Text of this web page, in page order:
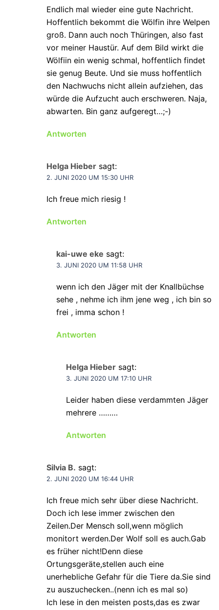
Endlich mal wieder eine gute Nachricht.
Hoffentlich bekommt die Wölfin ihre Welpen
groß. Dann auch noch Thüringen, also fast
vor meiner Haustür. Auf dem Bild wirkt die
Wölfiin ein wenig schmal, hoffentlich findet
sie genug Beute. Und sie muss hoffentlich
den Nachwuchs nicht allein aufziehen, das
würde die Aufzucht auch erschweren. Naja,
abwarten. Bin ganz aufgeregt…;-)
Antworten
Helga Hieber sagt:
2. JUNI 2020 UM 15:30 UHR
Ich freue mich riesig !
Antworten
kai-uwe eke sagt:
3. JUNI 2020 UM 11:58 UHR
wenn ich den Jäger mit der Knallbüchse
sehe , nehme ich ihm jene weg , ich bin so
frei , imma schon !
Antworten
Helga Hieber sagt:
3. JUNI 2020 UM 17:10 UHR
Leider haben diese verdammten Jäger
mehrere ………
Antworten
Silvia B. sagt:
2. JUNI 2020 UM 16:44 UHR
Ich freue mich sehr über diese Nachricht.
Doch ich lese immer zwischen den
Zeilen.Der Mensch soll,wenn möglich
monitort werden.Der Wolf soll es auch.Gab
es früher nicht!Denn diese
Ortungsgeräte,stellen auch eine
unerhebliche Gefahr für die Tiere da.Sie sind
zu auszuchecken..(nenn ich es mal so)
Ich lese in den meisten posts,das es zwar